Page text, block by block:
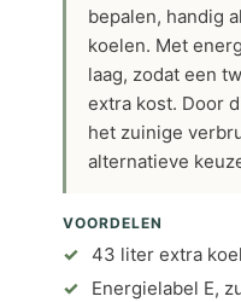
bepalen, handig
koelen. Met
laag, zodat een
extra kost. Door
het zuinige
alternatieve
VOORDELEN
43 liter extra
Energielabel E,